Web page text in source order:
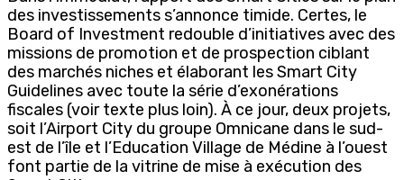
des investissements s’annonce timide. Certes, le
Board of Investment redouble d’initiatives avec des
missions de promotion et de prospection ciblant
des marchés niches et élaborant les Smart City
Guidelines avec toute la série d’exonérations
fiscales (voir texte plus loin). À ce jour, deux projets,
soit l’Airport City du groupe Omnicane dans le sud-
est de l’île et l’Education Village de Médine à l’ouest
font partie de la vitrine de mise à exécution des